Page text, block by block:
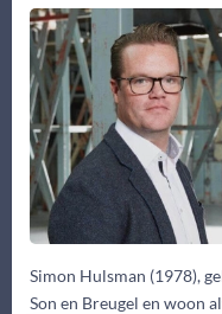
Simon Hulsman (1978),
Son en Breugel en woon